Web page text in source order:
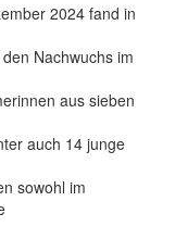
2024 fand in
Nachwuchs im
aus sieben
auch 14 junge
sowohl im